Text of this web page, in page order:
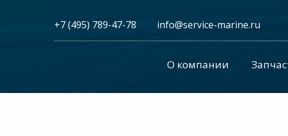
+7 (495) 789-47-78 info@service-marine.ru​​
О компании